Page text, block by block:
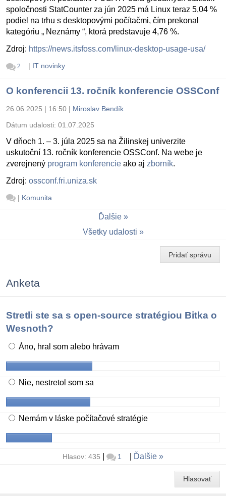
spoločnosti StatCounter za jún 2025 má Linux teraz 5,04 %
podiel na trhu s desktopovými počítačmi, čím prekonal
kategóriu „ Neznámy “, ktorá predstavuje 4,76 %.
Zdroj: https://news.itsfoss.com/linux-desktop-usage-usa/
2 | IT novinky
O konferencii 13. ročník konferencie OSSConf
26.06.2025 | 16:50 | Miroslav Bendík
Dátum udalosti: 01.07.2025
V dňoch 1. – 3. júla 2025 sa na Žilinskej univerzite
uskutoční 13. ročník konferencie OSSConf. Na webe je
zverejnený program konferencie ako aj zborník.
Zdroj: ossconf.fri.uniza.sk
| Komunita
Ďalšie
Všetky udalosti
Pridať správu
Anketa
Stretli ste sa s open-source stratégiou Bitka o
Wesnoth?
Áno, hral som alebo hrávam
Nie, nestretol som sa
Nemám v láske počítačové stratégie
Hlasov: 435 1 Ďalšie
Hlasovať